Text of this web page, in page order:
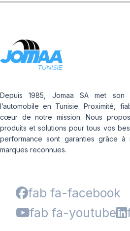
Depuis 1985, Jomaa SA met
l’automobile en Tunisie. Proximité,
cœur de notre mission. Nous
produits et solutions pour tous vos
performance sont garanties grâce à
marques reconnues.
fab fa-facebook
fab fa-youtube